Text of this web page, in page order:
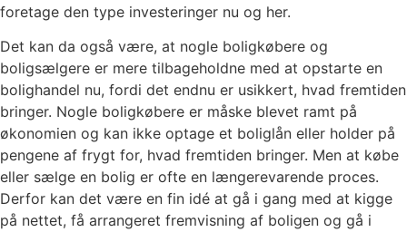
foretage den type investeringer nu og her.
Det kan da også være, at nogle boligkøbere og
boligsælgere er mere tilbageholdne med at opstarte en
bolighandel nu, fordi det endnu er usikkert, hvad fremtiden
bringer. Nogle boligkøbere er måske blevet ramt på
økonomien og kan ikke optage et boliglån eller holder på
pengene af frygt for, hvad fremtiden bringer. Men at købe
eller sælge en bolig er ofte en længerevarende proces.
Derfor kan det være en fin idé at gå i gang med at kigge
på nettet, få arrangeret fremvisning af boligen og gå i